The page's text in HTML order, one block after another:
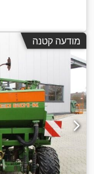
מודעה קטנה